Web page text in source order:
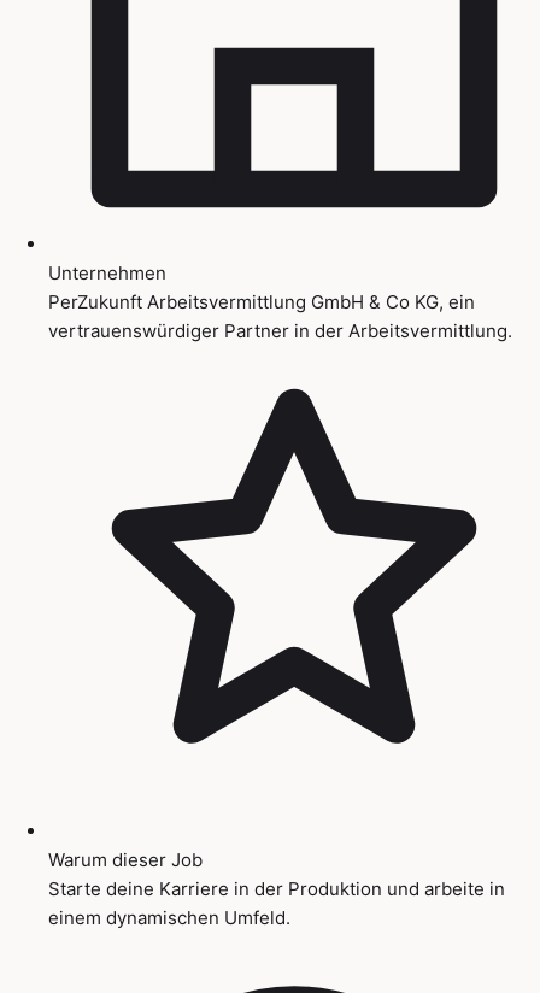
Unternehmen
PerZukunft Arbeitsvermittlung GmbH & Co KG, ein
vertrauenswürdiger Partner in der Arbeitsvermittlung.
Warum dieser Job
Starte deine Karriere in der Produktion und arbeite in
einem dynamischen Umfeld.